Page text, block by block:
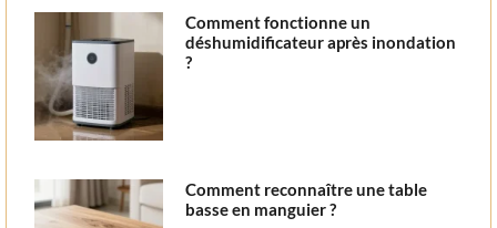
Comment fonctionne un
déshumidificateur après inondation
?
Comment reconnaître une table
basse en manguier ?